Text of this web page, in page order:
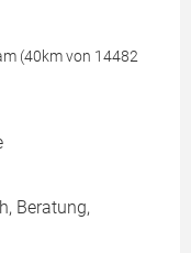
(40km von 14482
Beratung,